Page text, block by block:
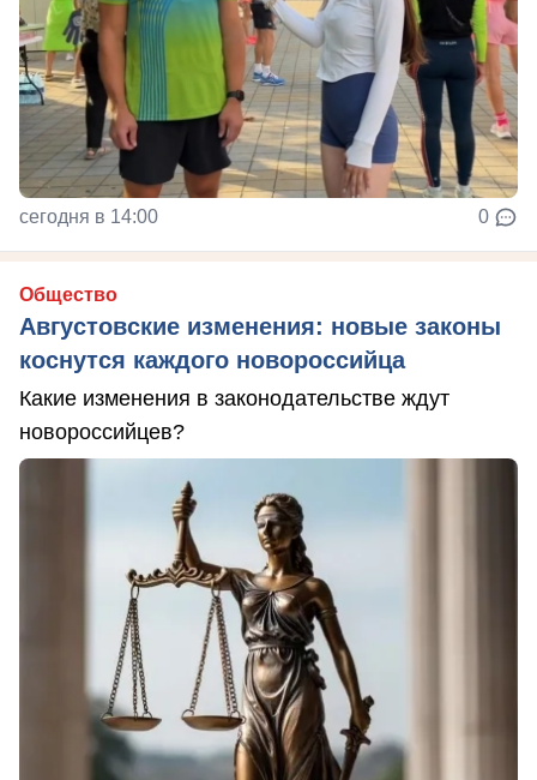
сегодня в 14:00 0
Общество
Августовские изменения: новые законы
коснутся каждого новороссийца
Какие изменения в законодательстве ждут
новороссийцев?